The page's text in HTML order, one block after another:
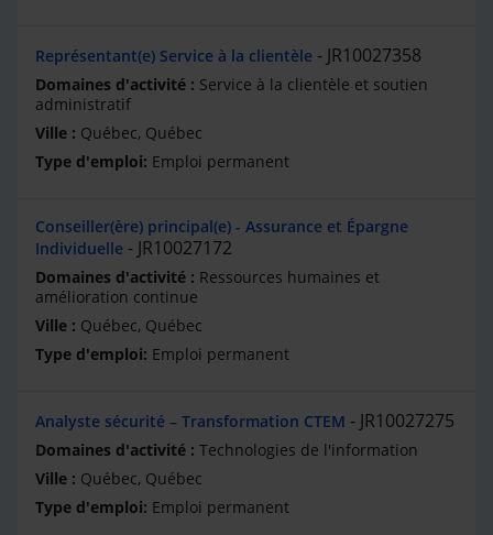
Représentant(e) Service à la clientèle JR10027358
Service à la clientèle et soutien
administratif
Québec, Québec
Emploi permanent
Conseiller(ère) principal(e) - Assurance et Épargne
Individuelle
JR10027172
Ressources humaines et
amélioration continue
Québec, Québec
Emploi permanent
Analyste sécurité – Transformation CTEM JR10027275
Technologies de l'information
Québec, Québec
Emploi permanent